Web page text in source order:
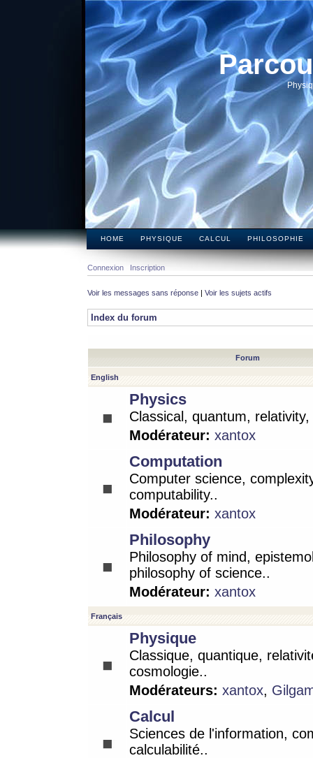
HOME PHYSIQUE CALCUL PHILOSOPHIE
Connexion Inscription
Voir les messages sans réponse | Voir les sujets actifs
Index du forum
Forum
English
Physics
Classical, quantum,
Modérateur: xantox
Computation
Computer science,
computability..
Modérateur: xantox
Philosophy
Philosophy of mind,
philosophy of science..
Modérateur: xantox
Français
Physique
Classique, quantique,
cosmologie..
Modérateurs: xantox,
Calcul
Sciences de l'information,
calculabilité..